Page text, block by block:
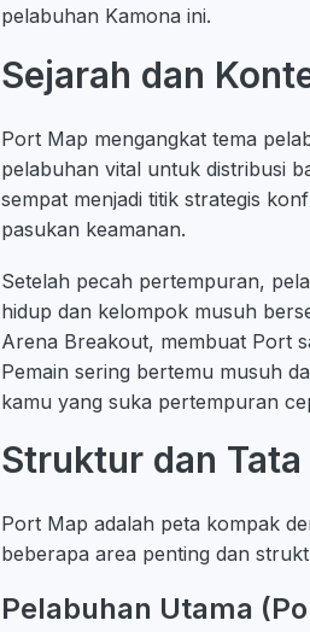
pelabuhan Kamona ini.
Sejarah dan
Port Map mengangkat tema
pelabuhan vital untuk distribusi
sempat menjadi titik strategis
pasukan keamanan.
Setelah pecah pertempuran,
hidup dan kelompok musuh
Arena Breakout, membuat Port
Pemain sering bertemu musuh
kamu yang suka pertempuran
Struktur dan
Port Map adalah peta kompak
beberapa area penting dan
Pelabuhan Utama